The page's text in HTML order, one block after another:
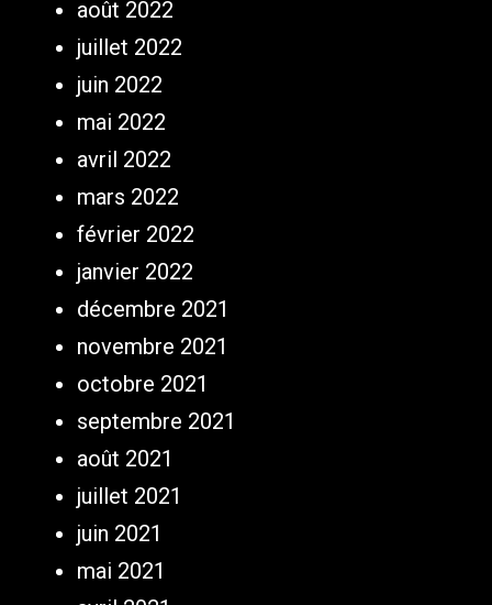
août 2022
juillet 2022
juin 2022
mai 2022
avril 2022
mars 2022
février 2022
janvier 2022
décembre 2021
novembre 2021
octobre 2021
septembre 2021
août 2021
juillet 2021
juin 2021
mai 2021